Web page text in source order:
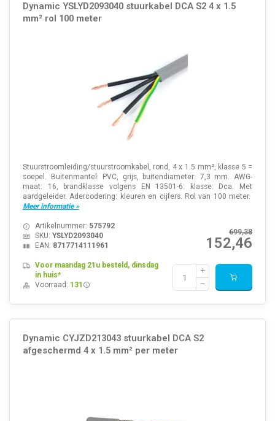
Dynamic YSLYD2093040 stuurkabel DCA S2 4 x 1.5
mm² rol 100 meter
Stuurstroomleiding/stuurstroomkabel, rond, 4 x 1.5 mm², klasse 5 =
soepel. Buitenmantel: PVC, grijs, buitendiameter: 7,3 mm. AWG-
maat: 16, brandklasse volgens EN 13501-6: klasse: Dca. Met
aardgeleider. Adercodering: kleuren en cijfers. Rol van 100 meter.
Meer informatie »
699,38
152,46
Artikelnummer: 575792
SKU: YSLYD2093040
EAN: 8717714111961
Voor maandag 21u besteld, dinsdag
in huis*
Voorraad: 131
Dynamic CYJZD213043 stuurkabel DCA S2
afgeschermd 4 x 1.5 mm² per meter